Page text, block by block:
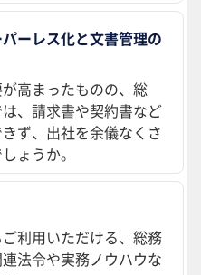
ーレス化と文書管理の
高まったものの、総
、請求書や契約書など
ず、出社を余儀なくさ
ょうか。
利用いただける、総務
法令や実務ノウハウな